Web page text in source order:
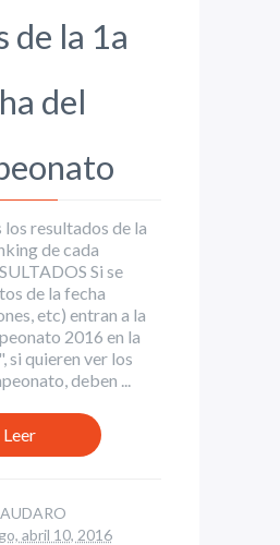
de la 1a
del
resultados de la
de cada
Si se
de la fecha
etc) entran a la
2016 en la
si quieren ver los
deben ...
Leer
AUDARO
abril 10, 2016